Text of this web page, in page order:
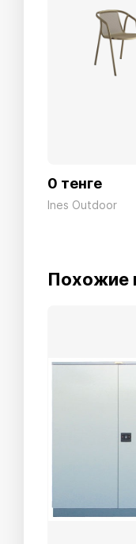
0 тенге
Ines Outdoor
Похожие